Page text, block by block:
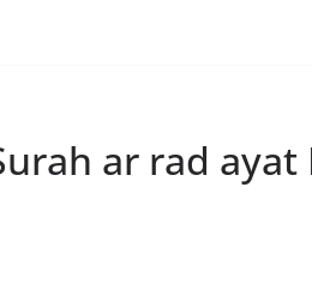
ar rad ayat